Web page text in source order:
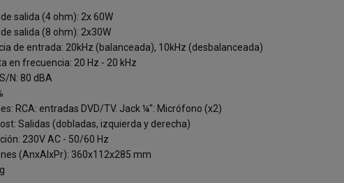
salida (4 ohm): 2x 60W
salida (8 ohm): 2x30W
de entrada: 20kHz (balanceada), 10kHz (desbalanceada)
en frecuencia: 20 Hz - 20 kHz
N: 80 dBA
RCA: entradas DVD/TV. Jack ¼'': Micrófono (x2)
Salidas (dobladas, izquierda y derecha)
230V AC - 50/60 Hz
(AnxAlxPr): 360x112x285 mm